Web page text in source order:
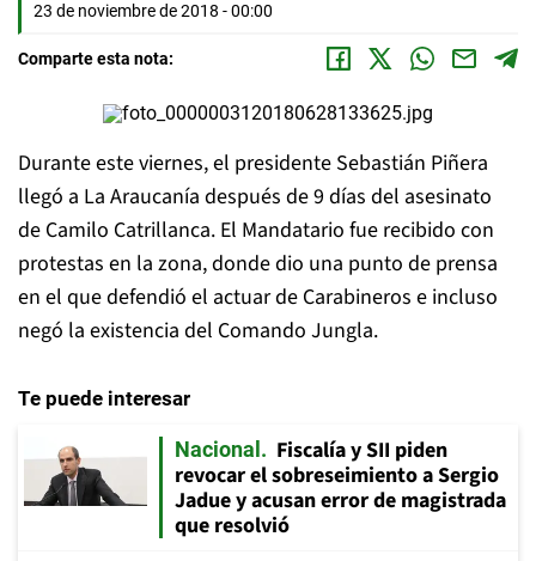
23 de noviembre de 2018 - 00:00
Comparte esta nota:
Durante este viernes, el presidente Sebastián Piñera
llegó a La Araucanía después de 9 días del asesinato
de Camilo Catrillanca. El Mandatario fue recibido con
protestas en la zona, donde dio una punto de prensa
en el que defendió el actuar de Carabineros e incluso
negó la existencia del Comando Jungla.
Te puede interesar
Nacional
Fiscalía y SII piden
revocar el sobreseimiento a Sergio
Jadue y acusan error de magistrada
que resolvió